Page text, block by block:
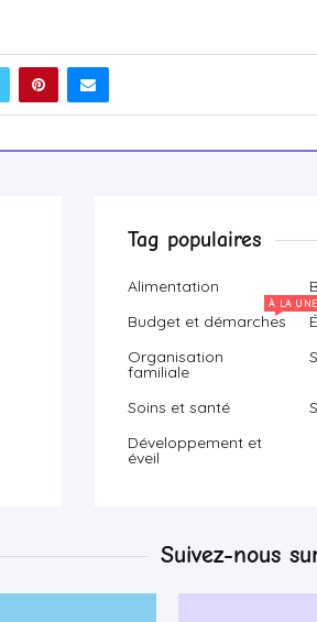
Tag populaires
Alimentation
Budget et démarches
À LA UNE
Organisation
familiale
Soins et santé
Développement et
éveil
Suivez-nous